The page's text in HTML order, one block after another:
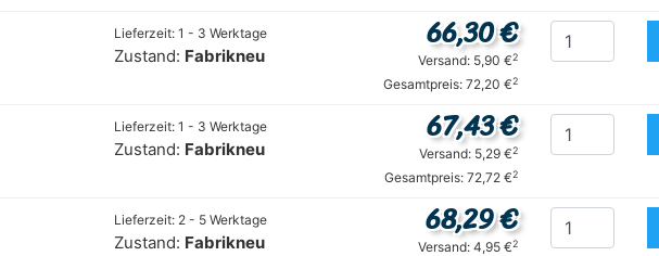
Lieferzeit: 1 - 3 Werktage
Zustand: Fabrikneu
66,30 €
Versand: 5,90 €2
Gesamtpreis: 72,20 €2
Lieferzeit: 1 - 3 Werktage
Zustand: Fabrikneu
67,43 €
Versand: 5,29 €2
Gesamtpreis: 72,72 €2
Lieferzeit: 2 - 5 Werktage
Zustand: Fabrikneu
68,29 €
Versand: 4,95 €2